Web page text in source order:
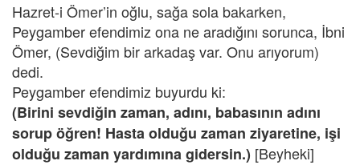
Hazret-i Ömer’in oğlu, sağa sola bakarken,
Peygamber efendimiz ona ne aradığını sorunca, İbni
Ömer, (Sevdiğim bir arkadaş var. Onu arıyorum)
dedi.
Peygamber efendimiz buyurdu ki:
(Birini sevdiğin zaman, adını, babasının adını
sorup öğren! Hasta olduğu zaman ziyaretine, işi
olduğu zaman yardımına gidersin.) [Beyheki]